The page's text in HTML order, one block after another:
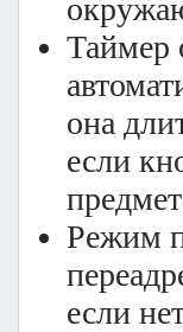
Таймер
она
если
Режим
если